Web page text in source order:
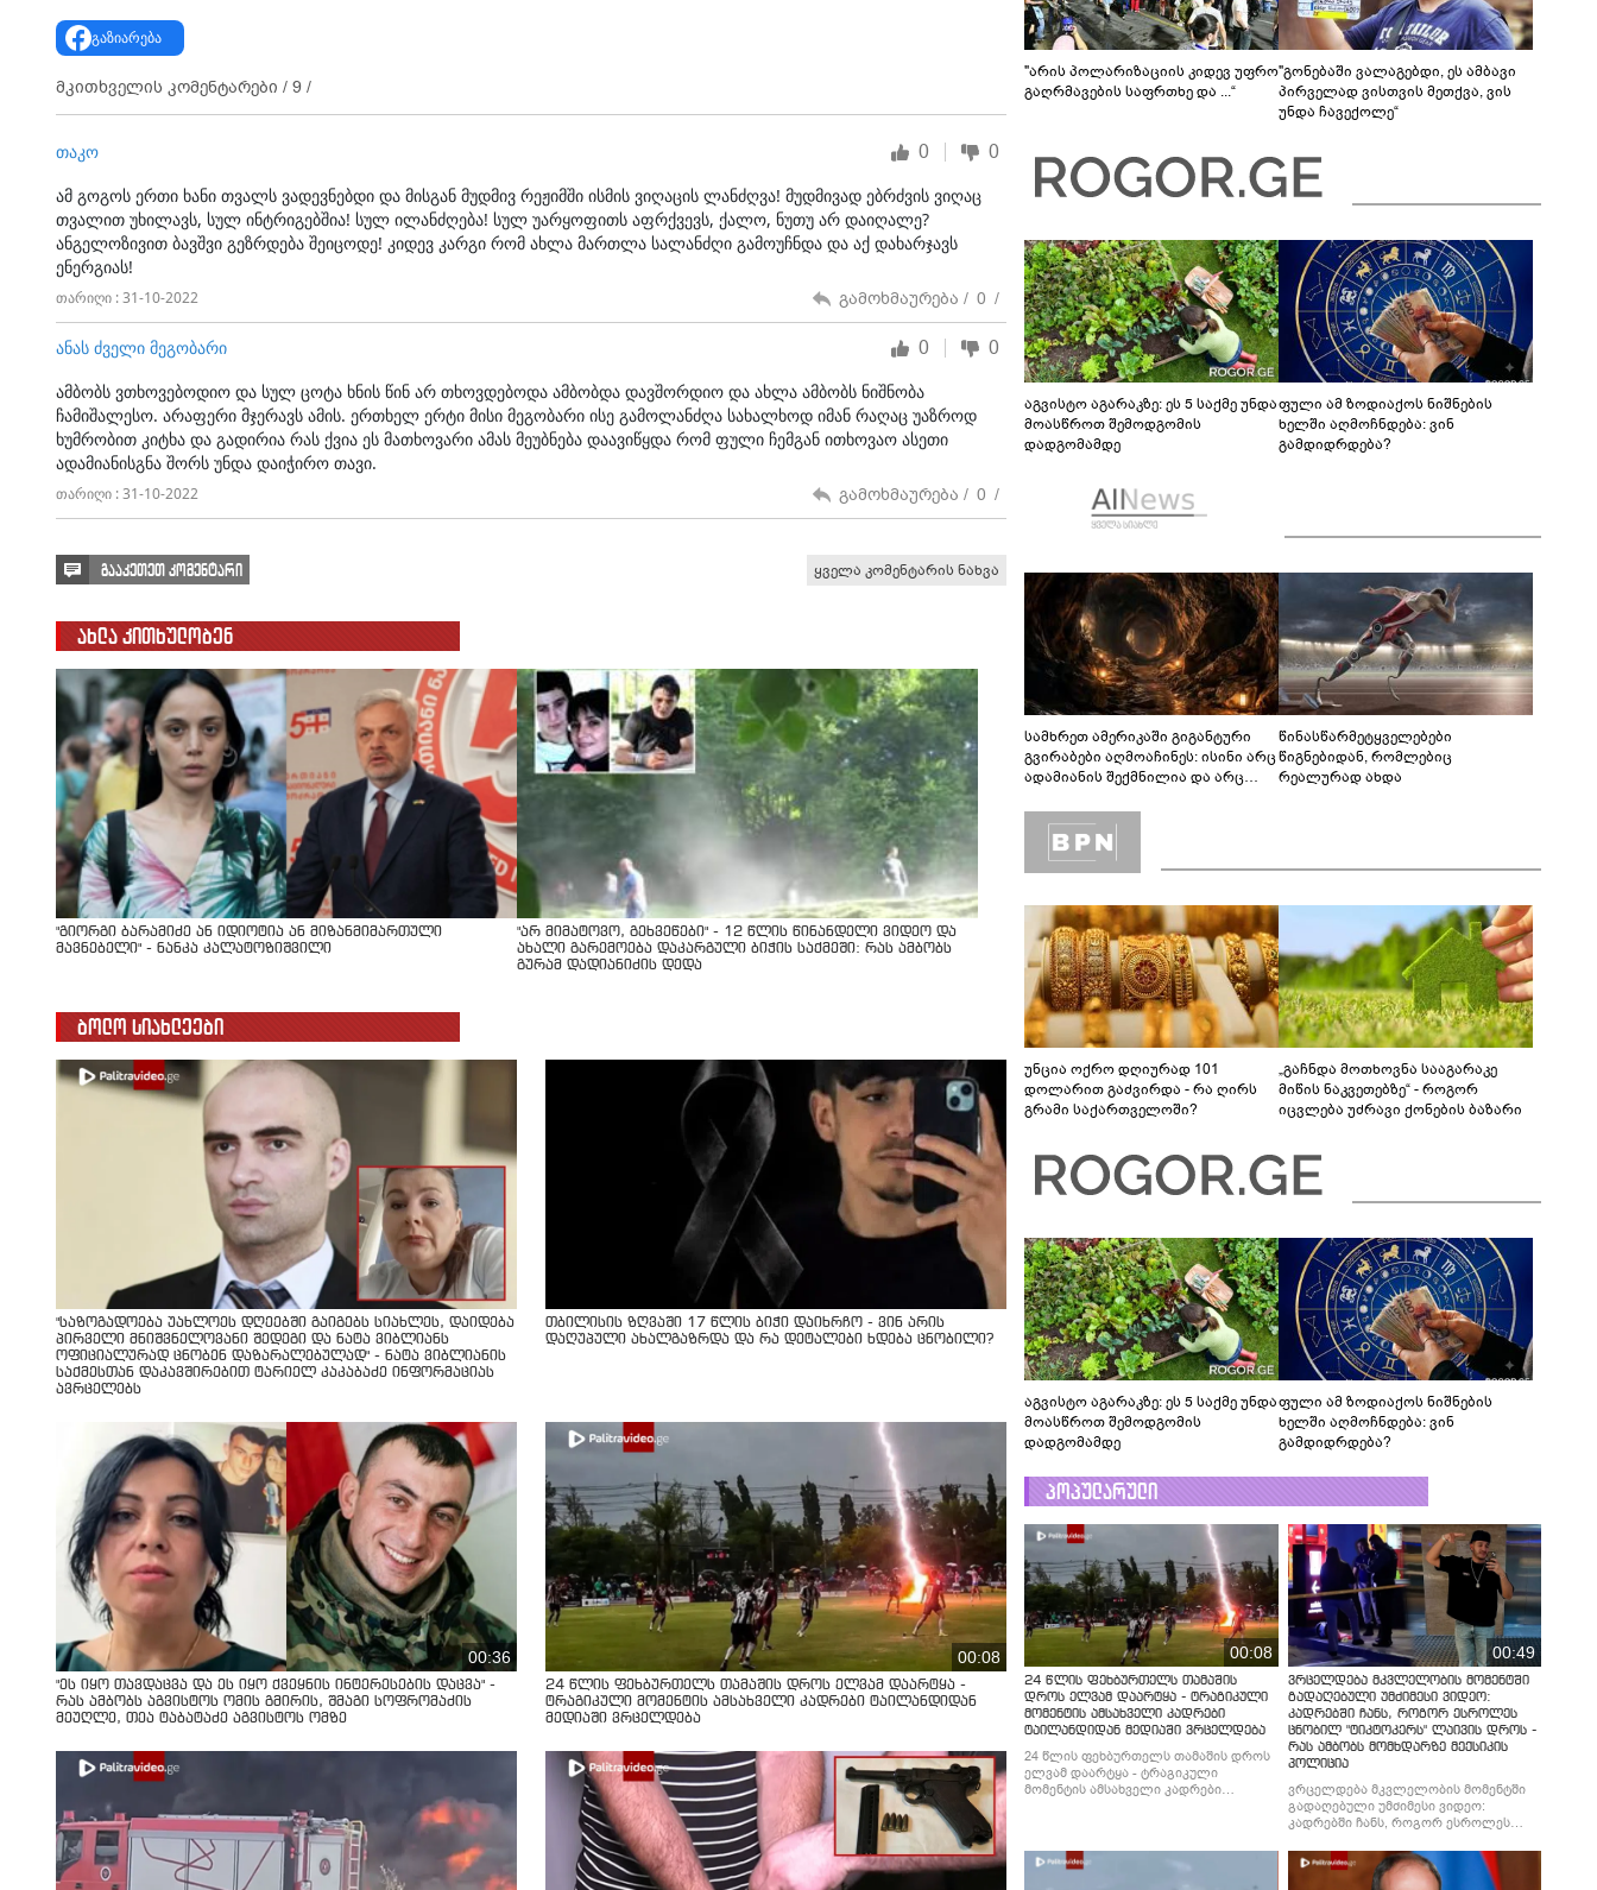
გაზიარება
მკითხველის კომენტარები / 9 /
თაკო 0 0
ამ გოგოს ერთი ხანი თვალს ვადევნებდი და მისგან მუდმივ რეჟიმში ისმის ვიღაცის ლანძღვა! მუდმივად ებრძვის ვიღაც
თვალით უხილავს, სულ ინტრიგებშია! სულ ილანძღება! სულ უარყოფითს აფრქვევს, ქალო, ნუთუ არ დაიღალე?
ანგელოზივით ბავშვი გეზრდება შეიცოდე! კიდევ კარგი რომ ახლა მართლა სალანძღი გამოუჩნდა და აქ დახარჯავს
ენერგიას!
თარიღი : 31-10-2022 გამოხმაურება / 0 /
ანას ძველი მეგობარი 0 0
ამბობს ვთხოვებოდიო და სულ ცოტა ხნის წინ არ თხოვდებოდა ამბობდა დავშორდიო და ახლა ამბობს ნიშნობა
ჩამიშალესო. არაფერი მჯერავს ამის. ერთხელ ერტი მისი მეგობარი ისე გამოლანძღა სახალხოდ იმან რაღაც უაზროდ
ხუმრობით კიტხა და გადირია რას ქვია ეს მათხოვარი ამას მეუბნება დაავიწყდა რომ ფული ჩემგან ითხოვაო ასეთი
ადამიანისგნა შორს უნდა დაიჭირო თავი.
თარიღი : 31-10-2022 გამოხმაურება / 0 /
გააკეთეთ კომენტარი ყველა კომენტარის ნახვა
ახლა კითხულობენ
"გიორგი ბარამიძე ან იდიოტია ან მიზანმიმართული
მავნებელი" - ნანკა კალატოზიშვილი
"არ მიმატოვო, გეხვეწები" - 12 წლის წინანდელი ვიდეო და
ახალი გარემოება დაკარგული ბიჭის საქმეში: რას ამბობს
გურამ დადიანიძის დედა
ბოლო სიახლეები
"საზოგადოება უახლოეს დღეებში გაიგებს სიახლეს, დაიდება
პირველი მნიშვნელოვანი შედეგი და ნატა ვიბლიანს
ოფიციალურად ცნობენ დაზარალებულად" - ნატა ვიბლიანის
საქმესთან დაკავშირებით ტარიელ კაკაბაძე ინფორმაციას
ავრცელებს
თბილისის ზღვაში 17 წლის ბიჭი დაიხრჩო - ვინ არის
დაღუპული ახალგაზრდა და რა დეტალები ხდება ცნობილი?
00:36
"ეს იყო თავდაცვა და ეს იყო ქვეყნის ინტერესების დაცვა" -
რას ამბობს აგვისტოს ომის გმირის, შმაგი სოფრომაძის
მეუღლე, თეა ტაბატაძე აგვისტოს ომზე
00:08
24 წლის ფეხბურთელს თამაშის დროს ელვამ დაარტყა -
ტრაგიკული მომენტის ამსახველი კადრები ტაილანდიდან
მედიაში ვრცელდება
"არის პოლარიზაციის კიდევ უფრო
გაღრმავების საფრთხე და ...“
"გონებაში ვალაგებდი, ეს ამბავი
პირველად ვისთვის მეთქვა, ვის
უნდა ჩავექოლე“
აგვისტო აგარაკზე: ეს 5 საქმე უნდა
მოასწროთ შემოდგომის
დადგომამდე
ფული ამ ზოდიაქოს ნიშნების
ხელში აღმოჩნდება: ვინ
გამდიდრდება?
სამხრეთ ამერიკაში გიგანტური
გვირაბები აღმოაჩინეს: ისინი არც
ადამიანის შექმნილია და არც
ლაბირინთები?
წინასწარმეტყველებები
წიგნებიდან, რომლებიც
რეალურად ახდა
უნცია ოქრო დღიურად 101
დოლარით გაძვირდა - რა ღირს
გრამი საქართველოში?
„გაჩნდა მოთხოვნა სააგარაკე
მიწის ნაკვეთებზე“ - როგორ
იცვლება უძრავი ქონების ბაზარი
აგვისტო აგარაკზე: ეს 5 საქმე უნდა
მოასწროთ შემოდგომის
დადგომამდე
ფული ამ ზოდიაქოს ნიშნების
ხელში აღმოჩნდება: ვინ
გამდიდრდება?
პოპულარული
00:08
24 წლის ფეხბურთელს თამაშის
დროს ელვამ დაარტყა - ტრაგიკული
მომენტის ამსახველი კადრები
ტაილანდიდან მედიაში ვრცელდება
24 წლის ფეხბურთელს თამაშის დროს
ელვამ დაარტყა - ტრაგიკული
მომენტის ამსახველი კადრები
00:49
ვრცელდება მკვლელობის მომენტში
გადაღებული უმძიმესი ვიდეო:
კადრებში ჩანს, როგორ ესროლეს
ცნობილ "ტიკტოკერს" ლაივის დროს -
რას ამბობს მომხდარზე მექსიკის
პოლიცია
ვრცელდება მკვლელობის მომენტში
გადაღებული უმძიმესი ვიდეო:
კადრებში ჩანს, როგორ ესროლეს
რას ამბობს მომხდარზე მექსიკის
პოლიცია